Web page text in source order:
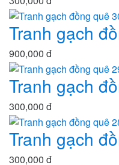
Tranh gạch
900,000 đ
Tranh gạch
300,000 đ
Tranh gạch
300,000 đ